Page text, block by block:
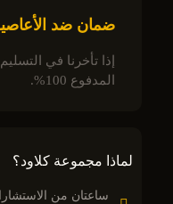
ضمان ضد
إذا تأخرنا في
المدفوع 100%.
لماذا مجموعة كلاود؟
ساعتان من